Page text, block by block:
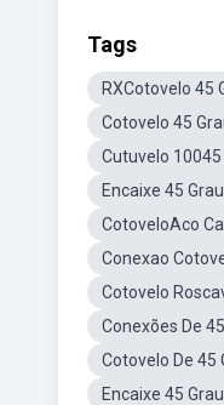
Tags
RXCotovelo 45
Cotovelo 45
Cutuvelo 10045
Encaixe 45
CotoveloAco
Conexao
Cotovelo
Conexões De
Cotovelo De 45
Encaixe 45